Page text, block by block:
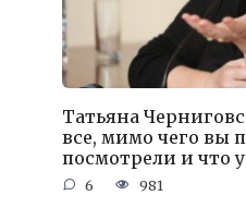
Татьяна
все, мимо чего вы
посмотрели и что
6 981